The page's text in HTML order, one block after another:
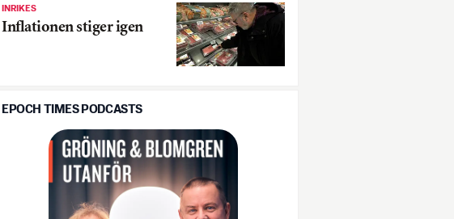
INRIKES
Inflationen stiger igen
EPOCH TIMES PODCASTS